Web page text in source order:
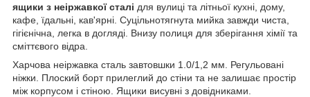
ящики з неіржавкої сталі для вулиці та літньої кухні, дому,
кафе, їдальні, кав'ярні. Суцільнотягнута мийка завжди чиста,
гігієнічна, легка в догляді. Внизу полиця для зберігання хімії та
сміттєвого відра.
Харчова неіржавка сталь завтовшки 1.0/1,2 мм. Регульовані
ніжки. Плоский борт прилеглий до стіни та не залишає простір
між корпусом і стіною. Ящики висувні з довідниками.